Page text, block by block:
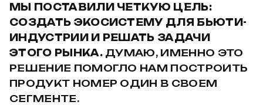
МЫ ПОСТАВИЛИ ЧЕТКУЮ ЦЕЛЬ:
СОЗДАТЬ ЭКОСИСТЕМУ ДЛЯ БЬЮТИ-
ИНДУСТРИИ И РЕШАТЬ ЗАДАЧИ
ЭТОГО РЫНКА. ДУМАЮ, ИМЕННО ЭТО
РЕШЕНИЕ ПОМОГЛО НАМ ПОСТРОИТЬ
ПРОДУКТ НОМЕР ОДИН В СВОЕМ
СЕГМЕНТЕ.